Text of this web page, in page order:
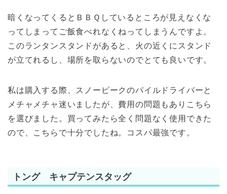
暗くなってくるとＢＢＱしているところが見えなくな
ってしまってご飯食べれなくねってしまうんですよ。
このランタンスタンドがあると、火の近くにスタンド
が立てれるし、場所を取らないのでとても良いです。
私は購入する際、スノーピークのパイルドライバーと
メチャメチャ迷いましたが、費用の問題もありこちら
を選びました。買ってみたら全く問題なく使用できた
ので、こちらで十分でしたね。コスパ最強です。
トング キャプテンスタッグ